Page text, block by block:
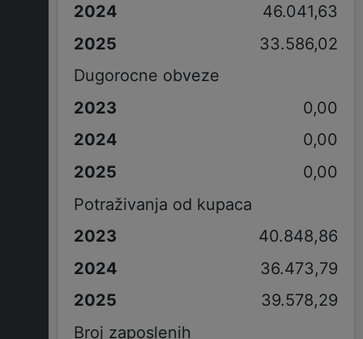
46.041,63
33.586,02
Dugorocne obveze
0,00
0,00
0,00
Potraživanja od kupaca
40.848,86
36.473,79
39.578,29
Broj zaposlenih